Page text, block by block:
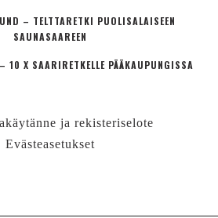
– TELTTARETKI PUOLISALAISEEN
SAUNASAAREEN
10 X SAARIRETKELLE PÄÄKAUPUNGISSA
ja rekisteriselote
Evästeasetukset